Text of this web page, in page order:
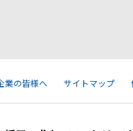
業の皆様へ サイトマップ